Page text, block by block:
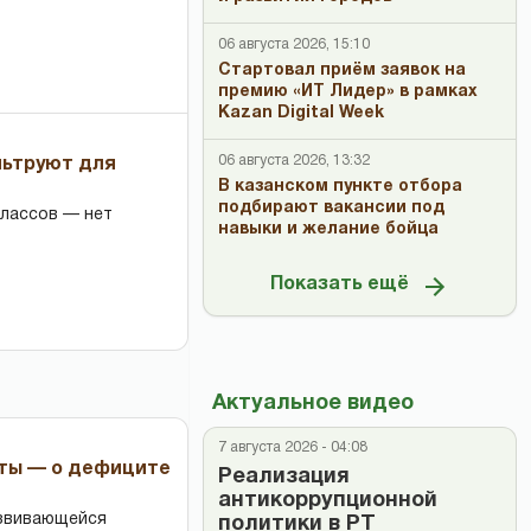
для
— нет
— о дефиците
06 августа 2026, 15:10
Стартовал приём заявок на
премию «ИТ Лидер» в рамках
Kazan Digital Week
06 августа 2026, 13:32
В казанском пункте отбора
подбирают вакансии под
навыки и желание бойца
Показать ещё
Актуальное видео
7 августа 2026 - 04:08
Реализация
антикоррупционной
политики в РТ